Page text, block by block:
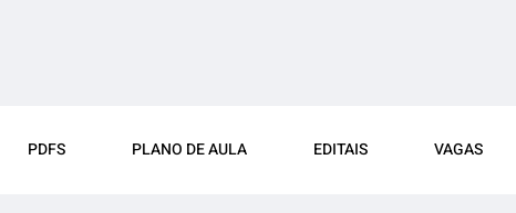
PDFS PLANO DE AULA EDITAIS VAGAS